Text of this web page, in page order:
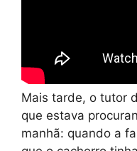
Mais tarde, o tutor
que estava
manhã: quando a